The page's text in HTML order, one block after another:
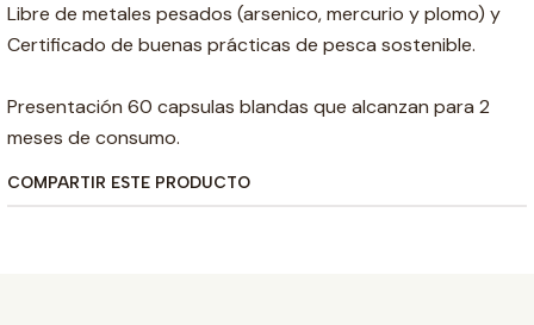
Libre de metales pesados (arsenico, mercurio y plomo) y
Certificado de buenas prácticas de pesca sostenible.
Presentación 60 capsulas blandas que alcanzan para 2
meses de consumo.
COMPARTIR ESTE PRODUCTO